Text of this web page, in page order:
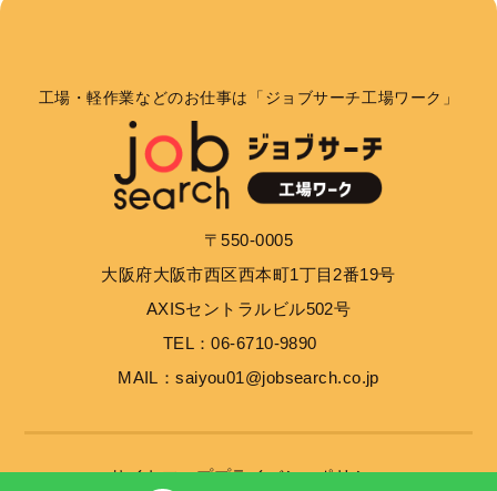
連絡や業務のご案内やご質問に対する回答として、電
子メールや資料のご送付に利用いたします。
個人情報の第三者への開示・提供の禁止
管理し、次のいずれかに該当する場合を除き、個人情
報を第三者に開示いたしません。 お客さまの同意が
ある場合 お客さまが希望されるサービスを行なうた
工場・軽作業などのお仕事は「ジョブサーチ工場ワーク」
〒550-0005
大阪府大阪市西区西本町1丁目2番19号
AXISセントラルビル502号
TEL：06-6710-9890
MAIL：saiyou01@jobsearch.co.jp
サイトマッププライバシーポリシー